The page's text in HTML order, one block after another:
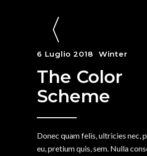
6 Luglio 2018 Winter
The Color
Scheme
Donec quam felis, ultricies nec,
eu, pretium quis, sem. Nulla